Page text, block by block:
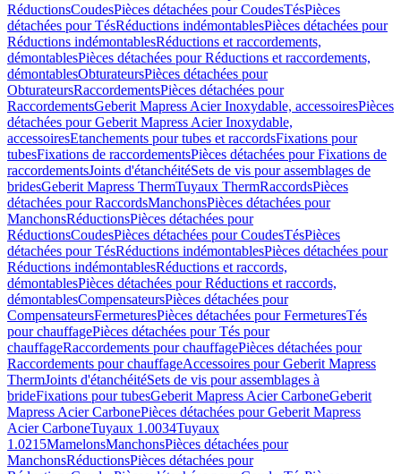
RéductionsCoudesPièces détachées pour CoudesTésPièces
détachées pour TésRéductions indémontablesPièces détachées pour
Réductions indémontablesRéductions et raccordements,
démontablesPièces détachées pour Réductions et raccordements,
démontablesObturateursPièces détachées pour
ObturateursRaccordementsPièces détachées pour
RaccordementsGeberit Mapress Acier Inoxydable, accessoiresPièces
détachées pour Geberit Mapress Acier Inoxydable,
accessoiresEtanchements pour tubes et raccordsFixations pour
tubesFixations de raccordementsPièces détachées pour Fixations de
raccordementsJoints d'étanchéitéSets de vis pour assemblages de
bridesGeberit Mapress ThermTuyaux ThermRaccordsPièces
détachées pour RaccordsManchonsPièces détachées pour
ManchonsRéductionsPièces détachées pour
RéductionsCoudesPièces détachées pour CoudesTésPièces
détachées pour TésRéductions indémontablesPièces détachées pour
Réductions indémontablesRéductions et raccords,
démontablesPièces détachées pour Réductions et raccords,
démontablesCompensateursPièces détachées pour
CompensateursFermeturesPièces détachées pour FermeturesTés
pour chauffagePièces détachées pour Tés pour
chauffageRaccordements pour chauffagePièces détachées pour
Raccordements pour chauffageAccessoires pour Geberit Mapress
ThermJoints d'étanchéitéSets de vis pour assemblages à
brideFixations pour tubesGeberit Mapress Acier CarboneGeberit
Mapress Acier CarbonePièces détachées pour Geberit Mapress
Acier CarboneTuyaux 1.0034Tuyaux
1.0215MamelonsManchonsPièces détachées pour
ManchonsRéductionsPièces détachées pour